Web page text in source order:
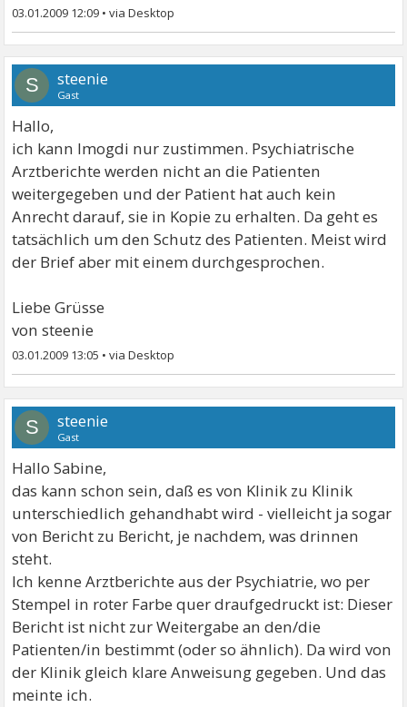
03.01.2009 12:09 •
S steenie
Gast
Hallo,
ich kann Imogdi nur zustimmen. Psychiatrische
Arztberichte werden nicht an die Patienten
weitergegeben und der Patient hat auch kein
Anrecht darauf, sie in Kopie zu erhalten. Da geht es
tatsächlich um den Schutz des Patienten. Meist wird
der Brief aber mit einem durchgesprochen.
Liebe Grüsse
von steenie
03.01.2009 13:05 •
S steenie
Gast
Hallo Sabine,
das kann schon sein, daß es von Klinik zu Klinik
unterschiedlich gehandhabt wird - vielleicht ja sogar
von Bericht zu Bericht, je nachdem, was drinnen
steht.
Ich kenne Arztberichte aus der Psychiatrie, wo per
Stempel in roter Farbe quer draufgedruckt ist: Dieser
Bericht ist nicht zur Weitergabe an den/die
Patienten/in bestimmt (oder so ähnlich). Da wird von
der Klinik gleich klare Anweisung gegeben. Und das
meinte ich.